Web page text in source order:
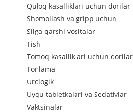
Quloq kasalliklari uchun dorilar
Shomollash va gripp uchun
Silga qarshi vositalar
Tish
Tomoq kasalliklari uchun dorilar
Tonlama
Urologik
Uyqu tabletkalari va Sedativlar
Vaktsinalar